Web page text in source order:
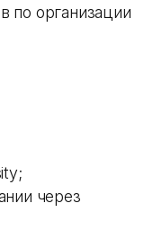
по организации
через